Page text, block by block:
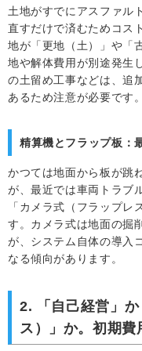
土地がすでにアスファル
直すだけで済むためコス
地が「更地（土）」や「
地や解体費用が別途発生
の土留め工事などは、追
あるため注意が必要です。
精算機とフラップ板：
かつては地面から板が跳
が、最近では車両トラブ
「カメラ式（フラップレ
す。カメラ式は地面の掘
が、システム自体の導入
なる傾向があります。
2. 「自己経営」
ス）」か。初期費